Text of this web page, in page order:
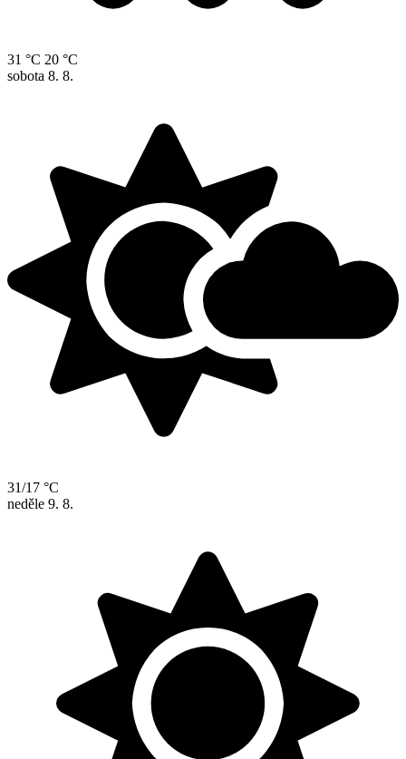
31 °C 20 °C
sobota 8. 8.
31/17 °C
neděle 9. 8.